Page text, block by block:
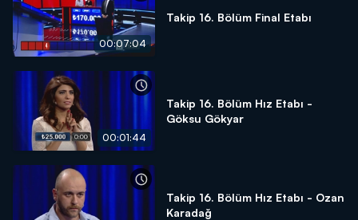
00:07:04
Takip 16. Bölüm Final Etabı
00:01:44
Takip 16. Bölüm Hız Etabı -
Göksu Gökyar
Takip 16. Bölüm Hız Etabı - Ozan
Karadağ